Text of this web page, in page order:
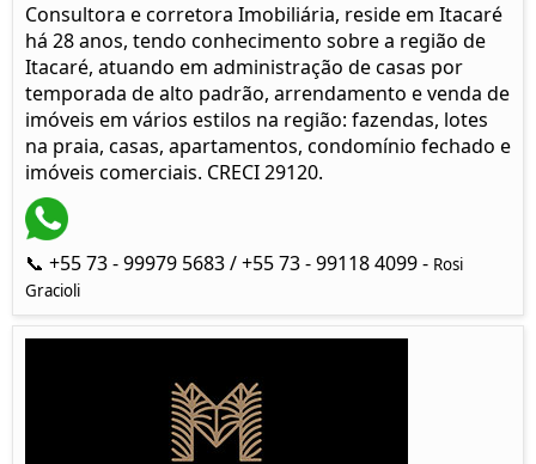
Consultora e corretora Imobiliária, reside em Itacaré
há 28 anos, tendo conhecimento sobre a região de
Itacaré, atuando em administração de casas por
temporada de alto padrão, arrendamento e venda de
imóveis em vários estilos na região: fazendas, lotes
na praia, casas, apartamentos, condomínio fechado e
imóveis comerciais. CRECI 29120.
📞 +55 73 - 99979 5683 / +55 73 - 99118 4099 - Rosi
Gracioli